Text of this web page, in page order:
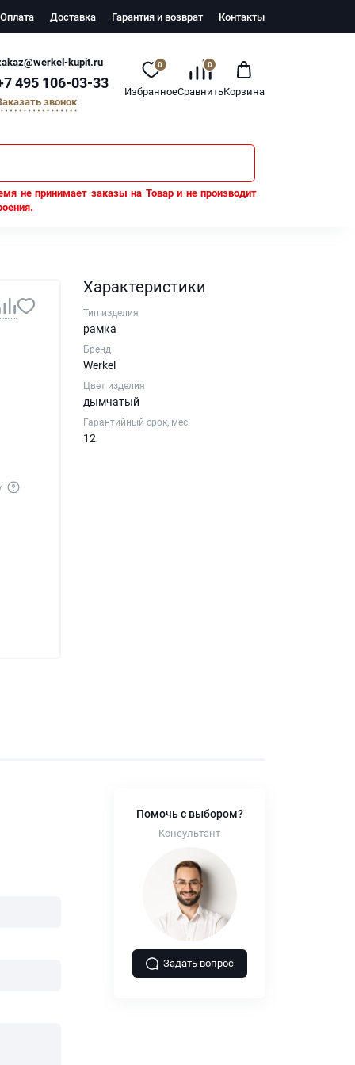
Оплата Доставка Гарантия и возврат Контакты
kupit.ru
495 106-03-33
звонок
0
Избранное
0
СравнитьКорзина
не принимает заказы на Товар и не производит
Характеристики
Тип изделия
рамка
Бренд
Werkel
Цвет изделия
дымчатый
Гарантийный срок, мес.
12
Помочь с выбором?
Консультант
Задать вопрос